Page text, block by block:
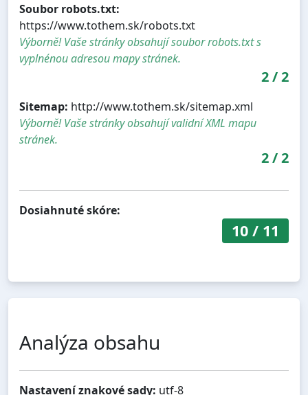
Soubor robots.txt:
https://www.tothem.sk/robots.txt
Výborně! Vaše stránky obsahují soubor robots.txt s
vyplnénou adresou mapy stránek.
2/2
Sitemap: http://www.tothem.sk/sitemap.xml
Výborně! Vaše stránky obsahují validní XML mapu
stránek.
2/2
Dosiahnuté skóre:
10/ 11
Analýza obsahu
Nastavení znakové sady: utf-8